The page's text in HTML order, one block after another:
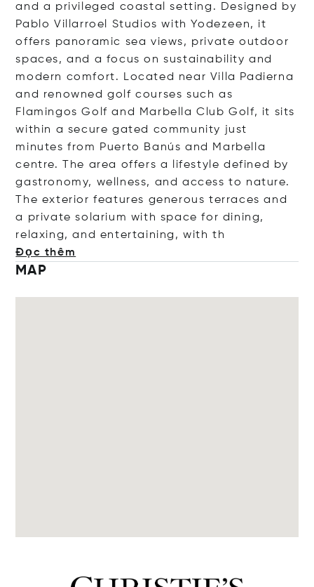
and a privileged coastal setting. Designed by
Pablo Villarroel Studios with Yodezeen, it
offers panoramic sea views, private outdoor
spaces, and a focus on sustainability and
modern comfort. Located near Villa Padierna
and renowned golf courses such as
Flamingos Golf and Marbella Club Golf, it sits
within a secure gated community just
minutes from Puerto Banús and Marbella
centre. The area offers a lifestyle defined by
gastronomy, wellness, and access to nature.
The exterior features generous terraces and
a private solarium with space for dining,
relaxing, and entertaining, with th
Đọc thêm
MAP